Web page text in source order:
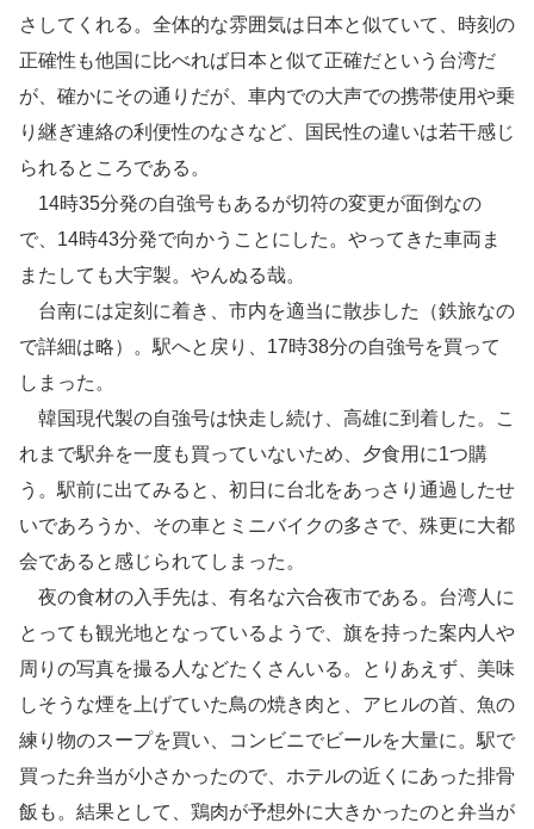
さしてくれる。全体的な雰囲気は日本と似ていて、時刻の
正確性も他国に比べれば日本と似て正確だという台湾だ
が、確かにその通りだが、車内での大声での携帯使用や乗
り継ぎ連絡の利便性のなさなど、国民性の違いは若干感じ
られるところである。
14時35分発の自強号もあるが切符の変更が面倒なの
で、14時43分発で向かうことにした。やってきた車両ま
またしても大宇製。やんぬる哉。
台南には定刻に着き、市内を適当に散歩した（鉄旅なの
で詳細は略）。駅へと戻り、17時38分の自強号を買って
しまった。
韓国現代製の自強号は快走し続け、高雄に到着した。こ
れまで駅弁を一度も買っていないため、夕食用に1つ購
う。駅前に出てみると、初日に台北をあっさり通過したせ
いであろうか、その車とミニバイクの多さで、殊更に大都
会であると感じられてしまった。
夜の食材の入手先は、有名な六合夜市である。台湾人に
とっても観光地となっているようで、旗を持った案内人や
周りの写真を撮る人などたくさんいる。とりあえず、美味
しそうな煙を上げていた鳥の焼き肉と、アヒルの首、魚の
練り物のスープを買い、コンビニでビールを大量に。駅で
買った弁当が小さかったので、ホテルの近くにあった排骨
飯も。結果として、鶏肉が予想外に大きかったのと弁当が